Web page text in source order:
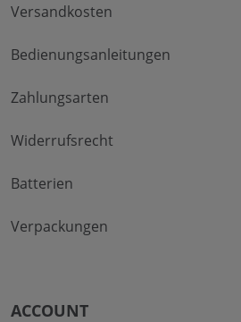
Versandkosten
Bedienungsanleitungen
Zahlungsarten
Widerrufsrecht
Batterien
Verpackungen
ACCOUNT